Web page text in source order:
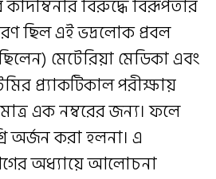
কাদম্বিনীর বিরুদ্ধে বিরূপতার
ছিল এই ভদ্রলোক প্রবল
মেটেরিয়া মেডিকা এবং
প্র্যাকটিকাল পরীক্ষায়
এক নম্বরের জন্য। ফলে
অর্জন করা হলনা। এ
অধ্যায়ে আলোচনা